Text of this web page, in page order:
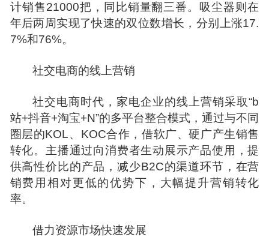
计销售21000把，同比销量翻三番。吸尘器则在
年后两周实现了快速的双位数增长，分别上涨17.
7%和76%。
社交电商的线上营销
社交电商时代，家电企业的线上营销采取“b
站+抖音+淘宝+N”的多平台整合模式，通过与不同
圈层的KOL、KOC合作，借软广、硬广产生销售
转化。主播通过向消费者生动展示产品使用，提
供高性价比的产品，减少B2C的渠道环节，在营
销费用相对更低的优势下，大幅提升营销转化
率。
借力资源市场快速发展